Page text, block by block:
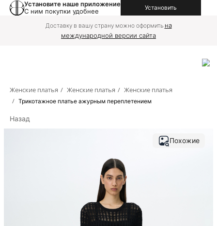
Установите наше приложение
С ним покупки удобнее
Установить
Доставку в вашу страну можно оформить на
международной версии сайта
Женские платья / Женские платья / Женские платья
/ Трикотажное платье ажурным переплетением
Назад
Похожие